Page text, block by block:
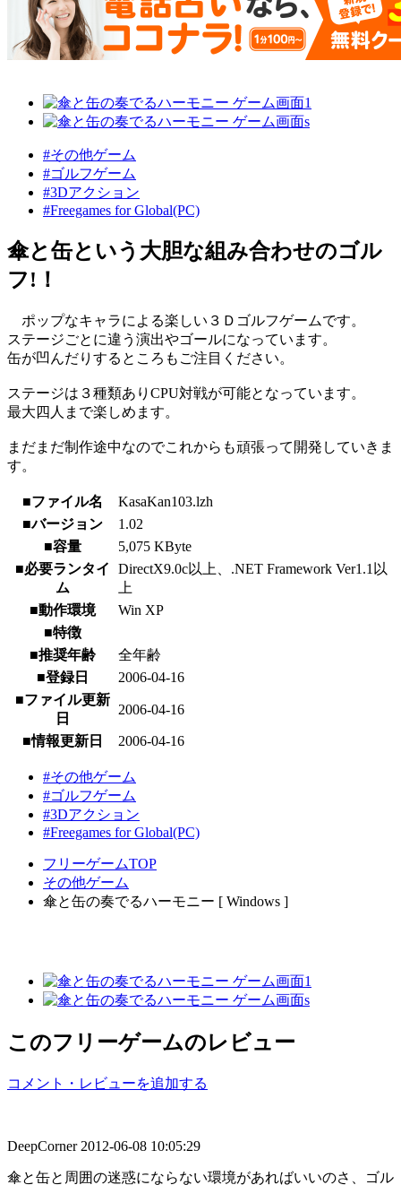
#その他ゲーム
#ゴルフゲーム
#3Dアクション
#Freegames for Global(PC)
傘と缶という大胆な組み合わせのゴル
フ!！
ポップなキャラによる楽しい３Ｄゴルフゲームです。
ステージごとに違う演出やゴールになっています。
缶が凹んだりするところもご注目ください。
ステージは３種類ありCPU対戦が可能となっています。
最大四人まで楽しめます。
まだまだ制作途中なのでこれからも頑張って開発していきま
す。
■ファイル名
KasaKan103.lzh
■バージョン
1.02
■容量
5,075 KByte
■必要ランタイ
ム
DirectX9.0c以上、.NET Framework Ver1.1以
上
■動作環境
Win XP
■特徴
■推奨年齢
全年齢
■登録日
2006-04-16
■ファイル更新
日
2006-04-16
■情報更新日 2006-04-16
#その他ゲーム
#ゴルフゲーム
#3Dアクション
#Freegames for Global(PC)
フリーゲームTOP
その他ゲーム
傘と缶の奏でるハーモニー [ Windows ]
このフリーゲームのレビュー
コメント・レビューを追加する
DeepCorner 2012-06-08 10:05:29
傘と缶と周囲の迷惑にならない環境があればいいのさ、ゴル